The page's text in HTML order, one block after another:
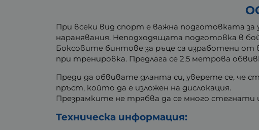
При всеки вид спорт е важна подготовката за
наранявания. Неподходящата подготовка в
Боксовите бинтове за ръце са изработени от
при тренировка. Предлага се 2.5 метрова
Преди да обвивате дланта си, уверете се, че
пръст, който да е изложен на дислокация.
Презрамките не трябва да се много стегнати
Техническа информация: